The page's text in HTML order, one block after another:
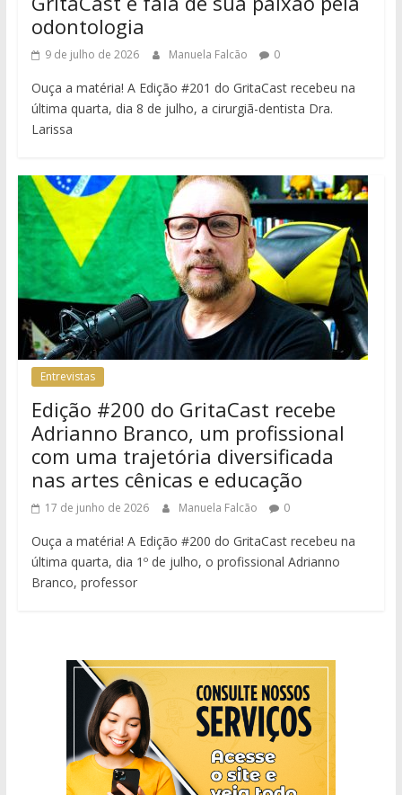
odontologia
9 de julho de 2026 Manuela Falcão 0
Ouça a matéria! A Edição #201 do GritaCast recebeu na
última quarta, dia 8 de julho, a cirurgiã-dentista Dra.
Larissa
Entrevistas
Edição #200 do GritaCast recebe
Adrianno Branco, um profissional
com uma trajetória diversificada
nas artes cênicas e educação
17 de junho de 2026 Manuela Falcão 0
Ouça a matéria! A Edição #200 do GritaCast recebeu na
última quarta, dia 1º de julho, o profissional Adrianno
Branco, professor